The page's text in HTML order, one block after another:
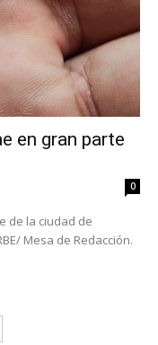
en gran parte
0
de la ciudad de
ORBE/ Mesa de Redacción.